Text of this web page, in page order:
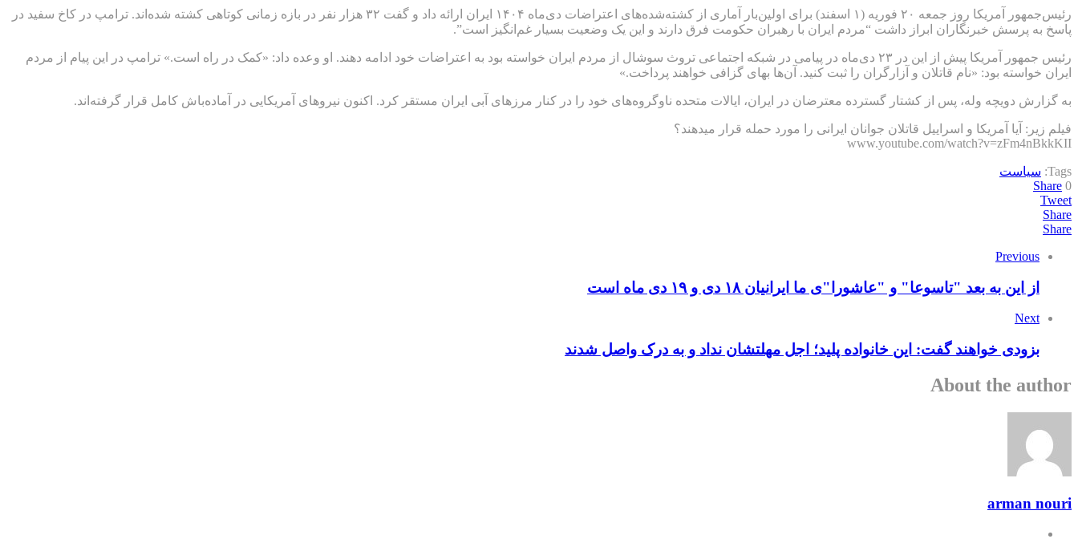
رئیس‌جمهور آمریکا روز جمعه ۲۰ فوریه (۱ اسفند) برای اولین‌بار آماری از کشته‌شده‌های اعتراضات دی‌ماه ۱۴۰۴ ایران ارائه داد و گفت ۳۲ هزار نفر در بازه زمانی کوتاهی کشته شده‌اند. ترامپ در کاخ سفید در
پاسخ به پرسش خبرنگاران ابراز داشت “مردم ایران با رهبران حکومت فرق دارند و این یک وضعیت بسیار غم‌انگیز است”.
رئیس جمهور آمریکا پیش از این در ۲۳ دی‌ماه در پیامی در شبکه اجتماعی تروث سوشال از مردم ایران خواسته بود به اعتراضات خود ادامه دهند. او وعده داد: «کمک در راه است.» ترامپ در این پیام از مردم
ایران خواسته بود: «نام قاتلان و آزارگران را ثبت کنید. آن‌ها بهای گزافی خواهند پرداخت.»
به گزارش دویچه وله، پس از کشتار گسترده معترضان در ایران، ایالات متحده ناوگروه‌های خود را در کنار مرزهای آبی ایران مستقر کرد. اکنون نیروهای آمریکایی در آماده‌باش کامل قرار گرفته‌اند.
فیلم زیر: آیا آمریکا و اسراییل قاتلان جوانان ایرانی را مورد حمله قرار میدهند؟
www.youtube.com/watch?v=zFm4nBkkKII
Tags: سیاست
Share 0
Tweet
Share
Share
Previous
از این به بعد "تاسوعا" و "عاشورا"ی ما ایرانیان ۱۸ دی و ۱۹ دی ماه است
Next
بزودی خواهند گفت: این خانواده پلید؛ اجل مهلتشان نداد و به درک واصل شدند
About the author
arman nouri